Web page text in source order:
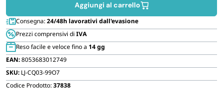
FORNITURE SETTORE HO.RE.CA
BIODEGRADABILE
pieghevole
con
morsa
61x56x79
cm
quantità
Aggiungi al carrello
Consegna:24/48h lavorativi dall'evasione
Prezzi comprensivi di IVA
Reso facile e veloce fino a 14 gg
EAN:8053683012749
SKU: LJ-CQ03-99O7
Codice Prodotto:37838